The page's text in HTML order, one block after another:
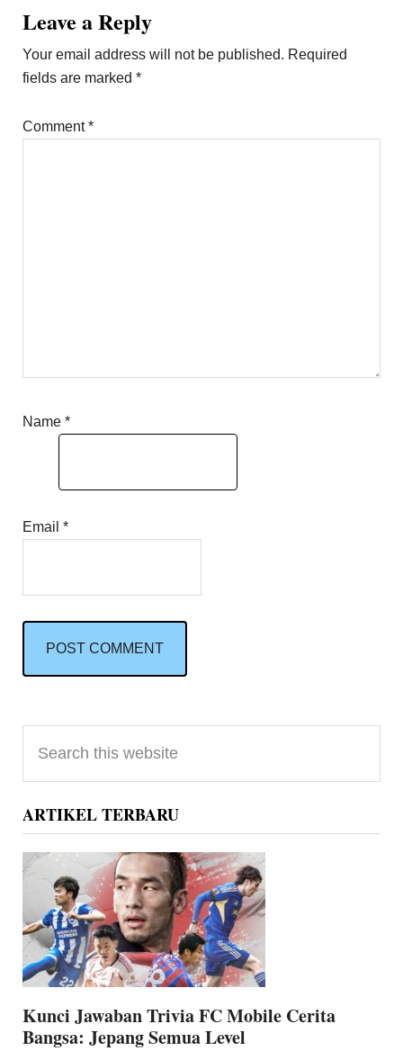
Reader
Interactions
Leave a Reply
Your email address will not be published. Required
fields are marked*
Comment*
Name*
Email*
Primary
Sidebar
this
website
ARTIKEL TERBARU
Kunci Jawaban Trivia FC Mobile Cerita
Bangsa: Jepang Semua Level